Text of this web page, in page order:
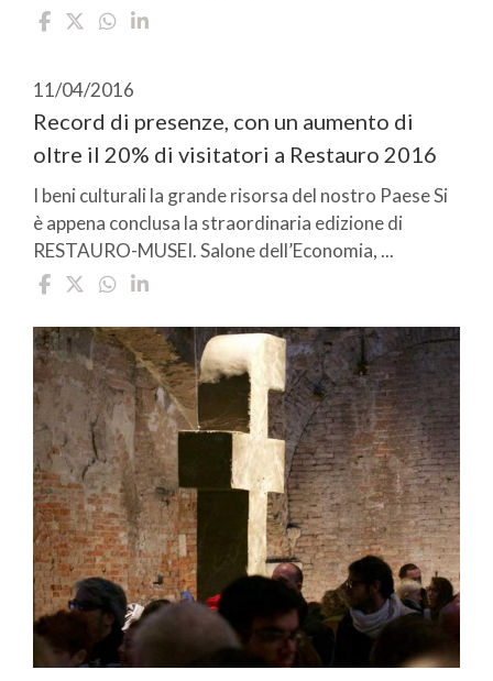
11/04/2016
Record di presenze, con un aumento di
oltre il 20% di visitatori a Restauro 2016
I beni culturali la grande risorsa del nostro Paese Si
è appena conclusa la straordinaria edizione di
RESTAURO-MUSEI. Salone dell’Economia, ...